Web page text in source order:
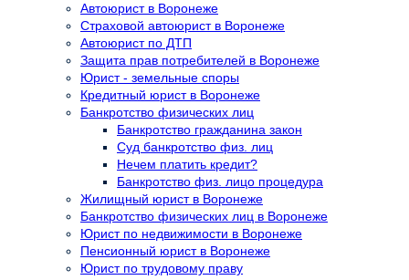
Автоюрист в Воронеже
Страховой автоюрист в Воронеже
Автоюрист по ДТП
Защита прав потребителей в Воронеже
Юрист - земельные споры
Кредитный юрист в Воронеже
Банкротство физических лиц
Банкротство гражданина закон
Суд банкротство физ. лиц
Нечем платить кредит?
Банкротство физ. лицо процедура
Жилищный юрист в Воронеже
Банкротство физических лиц в Воронеже
Юрист по недвижимости в Воронеже
Пенсионный юрист в Воронеже
Юрист по трудовому праву